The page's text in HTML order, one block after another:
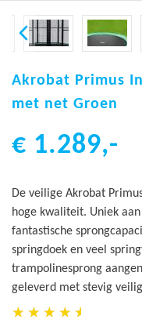
naar
het
van
gallerij
Akrobat Primus
met net Groen
€ 1.289,-
De veilige Akrobat
hoge kwaliteit. Uniek
fantastische
springdoek en veel
trampolinesprong
geleverd met stevig